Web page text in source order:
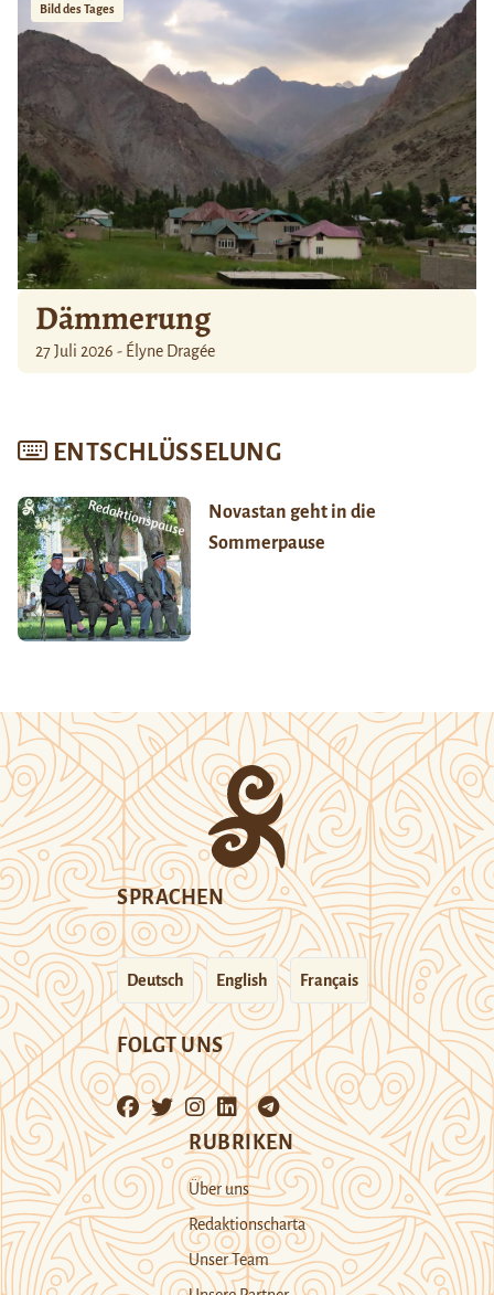
Bild des Tages
Dämmerung
27 Juli 2026 - Élyne Dragée
ENTSCHLÜSSELUNG
Novastan geht in die
Sommerpause
SPRACHEN
Deutsch English Français
FOLGT UNS
RUBRIKEN
Über uns
Redaktionscharta
Unser Team